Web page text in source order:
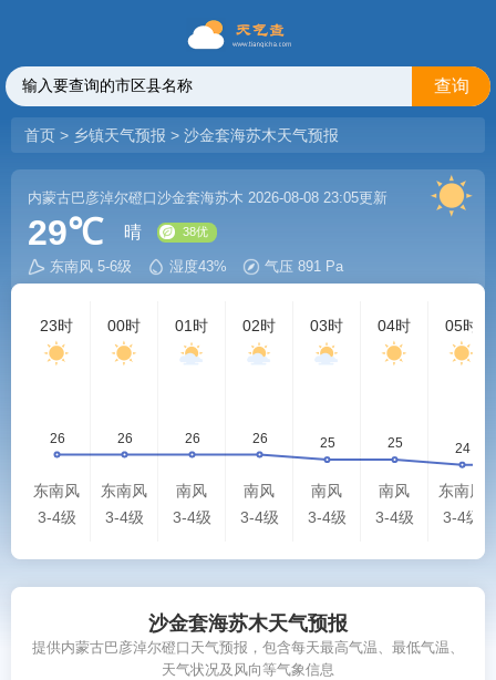
查询
首页 > 乡镇天气预报 > 沙金套海苏木天气预报
内蒙古巴彦淖尔磴口沙金套海苏木 2026-08-08 23:05更新
29℃ 晴
东南风 5-6级 湿度43% 气压 891 Pa
23时
东南风
3-4级
00时
东南风
3-4级
01时
南风
3-4级
02时
南风
3-4级
03时
南风
3-4级
04时
南风
3-4级
05时
东南风
3-4级
沙金套海苏木天气预报
提供内蒙古巴彦淖尔磴口天气预报，包含每天最高气温、最低气温、
天气状况及风向等气象信息